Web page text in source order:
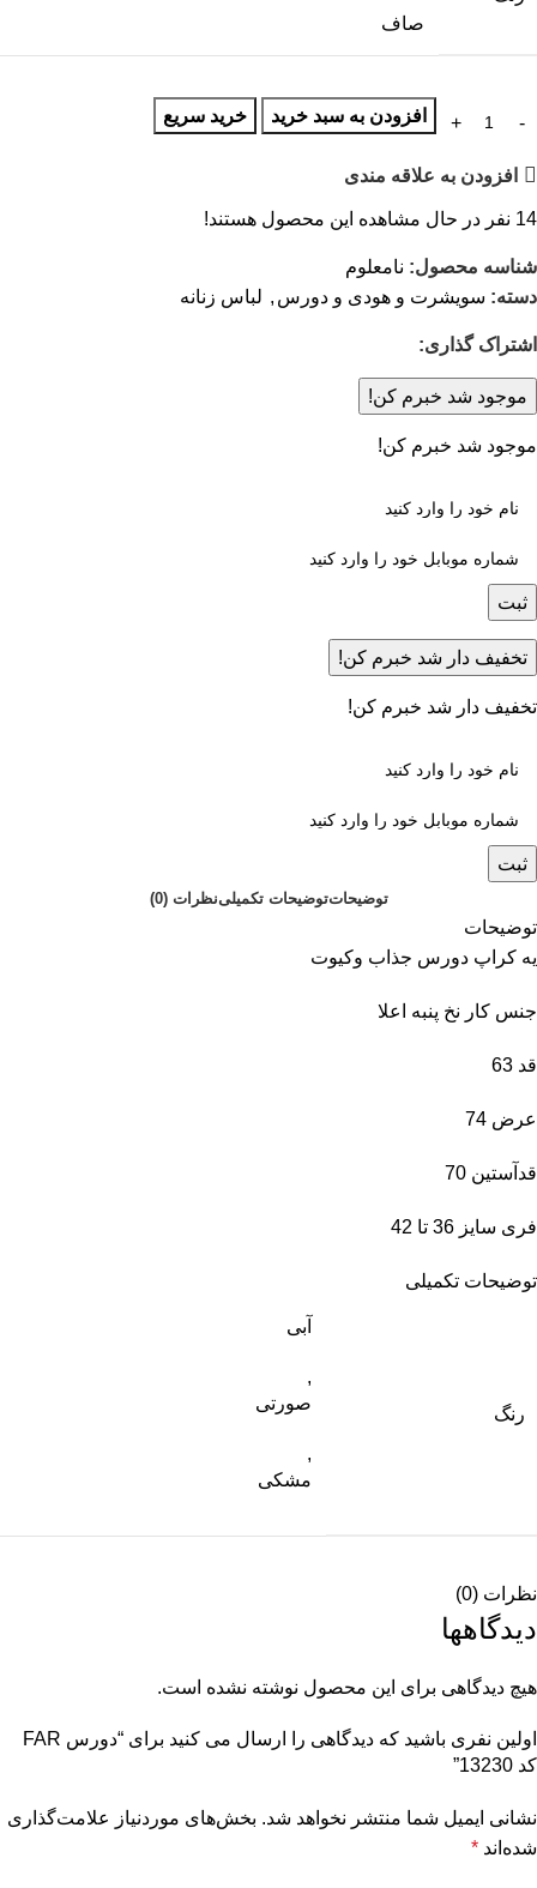
صاف
افزودن به سبد خرید خرید سریع
افزودن به علاقه مندی
14 نفر در حال مشاهده این محصول هستند!
شناسه محصول: نامعلوم
دسته: سویشرت و هودی و دورس , لباس زنانه
اشتراک گذاری:
موجود شد خبرم کن!
موجود شد خبرم کن!
ثبت
تخفیف دار شد خبرم کن!
تخفیف دار شد خبرم کن!
ثبت
توضیحاتتوضیحات تکمیلینظرات (0)
توضیحات
یه کراپ دورس جذاب وکیوت
جنس کار نخ پنبه اعلا
قد 63
عرض 74
قدآستین 70
فری سایز 36 تا 42
توضیحات تکمیلی
رنگ
آبی
,
صورتی
,
مشکی
نظرات (0)
دیدگاهها
هیچ دیدگاهی برای این محصول نوشته نشده است.
اولین نفری باشید که دیدگاهی را ارسال می کنید برای “دورس FAR
کد 13230”
نشانی ایمیل شما منتشر نخواهد شد. بخش‌های موردنیاز علامت‌گذاری
شده‌اند *